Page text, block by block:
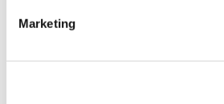
Marketing